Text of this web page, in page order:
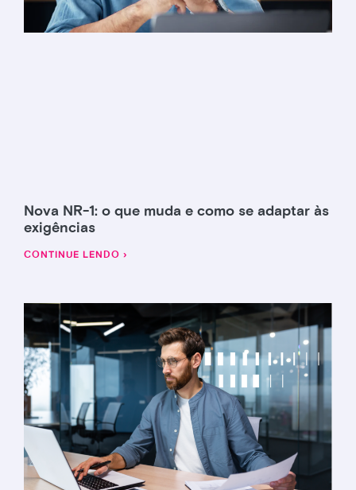
Nova NR-1: o que muda e como se adaptar às
exigências
CONTINUE LENDO ›